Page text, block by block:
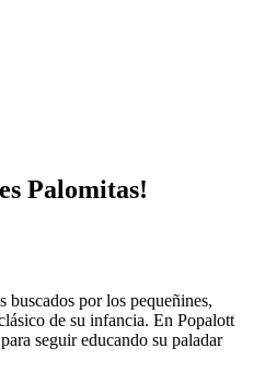
Palomitas!
buscados por los pequeñines,
de su infancia. En Popalott
seguir educando su paladar